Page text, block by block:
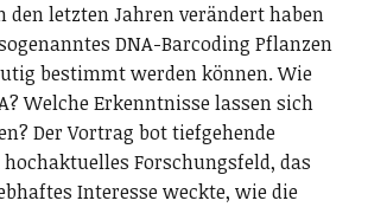
den letzten Jahren verändert haben
DNA-Barcoding Pflanzen
bestimmt werden können. Wie
Welche Erkenntnisse lassen sich
Der Vortrag bot tiefgehende
Forschungsfeld, das
Interesse weckte, wie die